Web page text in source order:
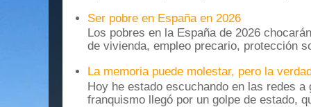
Ser pobre en España en 2026
Los pobres en la España de 2026
de vivienda, empleo precario, protección
La memoria puede molestar, pero la
Hoy he estado escuchando en las redes a
franquismo llegó por un golpe de estado,